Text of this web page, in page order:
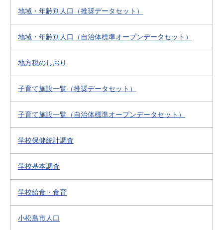
地域・年齢別人口（推奨データセット）
地域・年齢別人口（自治体標準オープンデータセット）
地方税のしおり
子育て施設一覧（推奨データセット）
子育て施設一覧（自治体標準オープンデータセット）
学校保健統計調査
学校基本調査
学校給食・食育
小松島市人口